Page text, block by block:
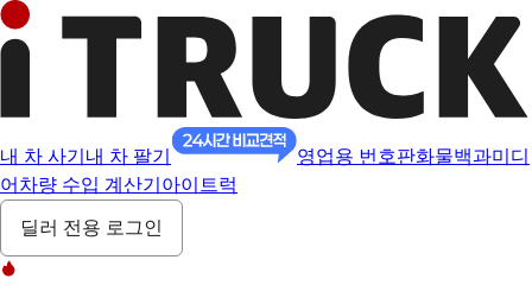
내 차 사기 내 차 팔기 영업용 번호판화물백과미디
어 차량 수입 계산기 아이트럭
딜러 전용 로그인